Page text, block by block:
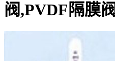
阀,PVDF隔膜阀